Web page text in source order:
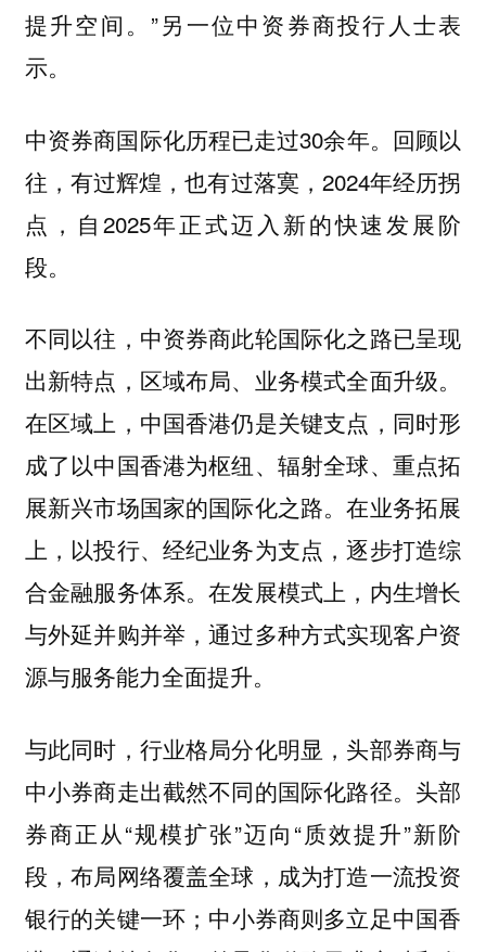
提升空间。”另一位中资券商投行人士表
示。
中资券商国际化历程已走过30余年。回顾以
往，有过辉煌，也有过落寞，2024年经历拐
点，自2025年正式迈入新的快速发展阶
段。
不同以往，中资券商此轮国际化之路已呈现
出新特点，区域布局、业务模式全面升级。
在区域上，中国香港仍是关键支点，同时形
成了以中国香港为枢纽、辐射全球、重点拓
展新兴市场国家的国际化之路。在业务拓展
上，以投行、经纪业务为支点，逐步打造综
合金融服务体系。在发展模式上，内生增长
与外延并购并举，通过多种方式实现客户资
源与服务能力全面提升。
与此同时，行业格局分化明显，头部券商与
中小券商走出截然不同的国际化路径。头部
券商正从“规模扩张”迈向“质效提升”新阶
段，布局网络覆盖全球，成为打造一流投资
银行的关键一环；中小券商则多立足中国香